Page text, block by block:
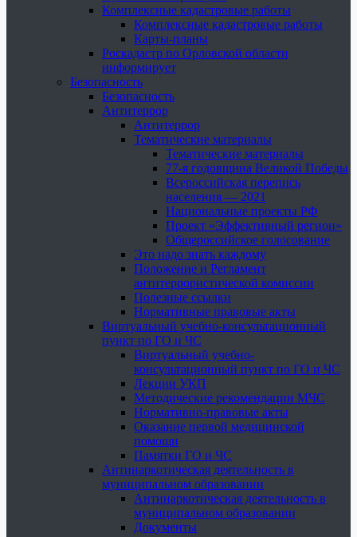
Комплексные кадастровые работы
Комплексные кадастровые работы
Карты-планы
Роскадастр по Орловской области
информирует
Безопасность
Безопасность
Антитеррор
Антитеррор
Тематические материалы
Тематические материалы
77-я годовщина Великой Победы
Всероссийская перепись
населения — 2021
Национальные проекты РФ
Проект «Эффективный регион»
Общероссийское голосование
Это надо знать каждому
Положение и Регламент
антитеррористической комиссии
Полезные ссылки
Нормативные правовые акты
Виртуальный учебно-консультационный
пункт по ГО и ЧС
Виртуальный учебно-
консультационный пункт по ГО и ЧС
Лекции УКП
Методические рекомендации МЧС
Нормативно-правовые акты
Оказание первой медицинской
помощи
Памятки ГО и ЧС
Антинаркотическая деятельность в
муниципальном образовании
Антинаркотическая деятельность в
муниципальном образовании
Документы